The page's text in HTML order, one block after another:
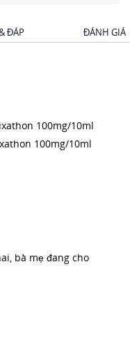
ĐÁP ĐÁNH GIÁ
100mg/10ml
100mg/10ml
bà mẹ đang cho